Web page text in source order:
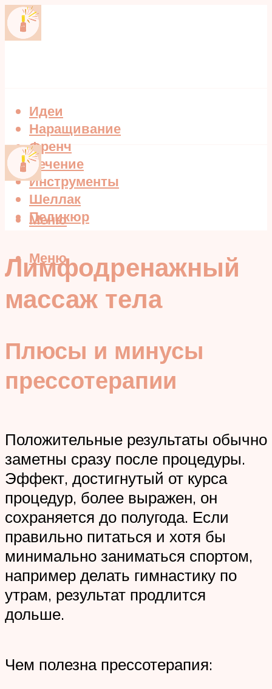
Идеи
Наращивание
Френч
Лечение
Инструменты
Шеллак
Педикюр
Меню
Меню
Лимфодренажный
массаж тела
Плюсы и минусы
прессотерапии
Положительные результаты обычно
заметны сразу после процедуры.
Эффект, достигнутый от курса
процедур, более выражен, он
сохраняется до полугода. Если
правильно питаться и хотя бы
минимально заниматься спортом,
например делать гимнастику по
утрам, результат продлится
дольше.
Чем полезна прессотерапия: